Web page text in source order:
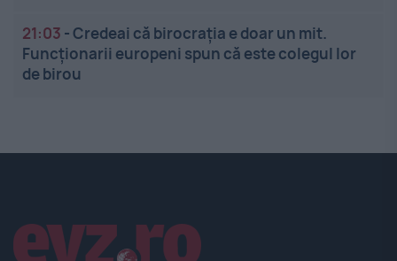
21:03 -Credeai că birocrația e doar un mit.
Funcționarii europeni spun că este colegul lor
de birou
Linkuri utile